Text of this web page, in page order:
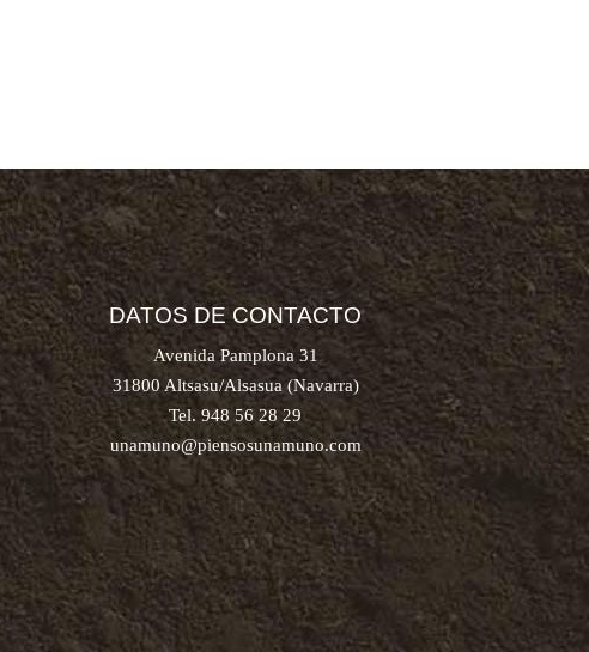
DATOS DE CONTACTO
Avenida Pamplona 31
31800 Altsasu/Alsasua (Navarra)
Tel. 948 56 28 29
unamuno@piensosunamuno.com